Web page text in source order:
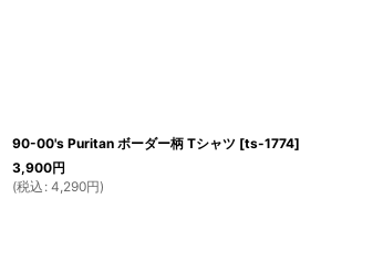
90-00's Puritan ボーダー柄 Tシャツ [ts-1774]
3,900円
(税込 : 4,290円)